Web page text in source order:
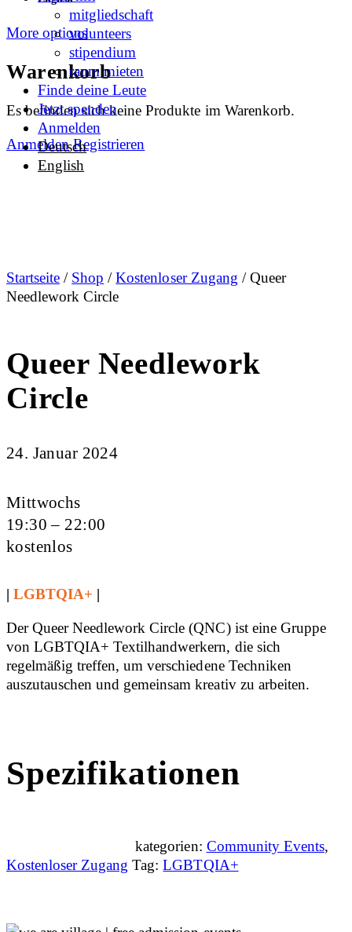
More options
Warenkorb
Es befinden sich keine Produkte im Warenkorb.
Anmelden Registrieren
mitgliedschaft
volunteers
stipendium
raum mieten
Finde deine Leute
Jetzt spenden
Anmelden
Deutsch
English
Startseite / Shop /Kostenloser Zugang / Queer
Needlework Circle
Queer Needlework
Circle
24. Januar 2024
Mittwochs
19:30 – 22:00
kostenlos
|LGBTQIA+ |
Der Queer Needlework Circle (QNC) ist eine Gruppe
von LGBTQIA+ Textilhandwerkern, die sich
regelmäßig treffen, um verschiedene Techniken
auszutauschen und gemeinsam kreativ zu arbeiten.
Spezifikationen
kategorien: Community Events,
Kostenloser Zugang Tag: LGBTQIA+